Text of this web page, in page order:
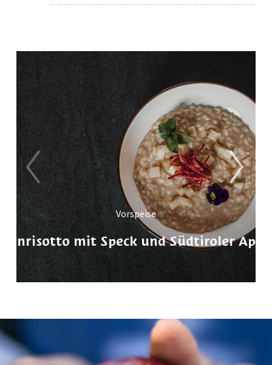
Vorspeise
mit Speck und Südtiroler